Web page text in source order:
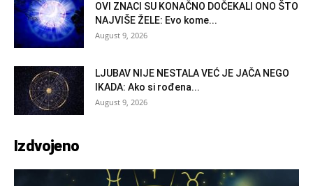
OVI ZNACI SU KONAČNO DOČEKALI ONO ŠTO
NAJVIŠE ŽELE: Evo kome...
August 9, 2026
LJUBAV NIJE NESTALA VEĆ JE JAČA NEGO
IKADA: Ako si rođena...
August 9, 2026
Izdvojeno